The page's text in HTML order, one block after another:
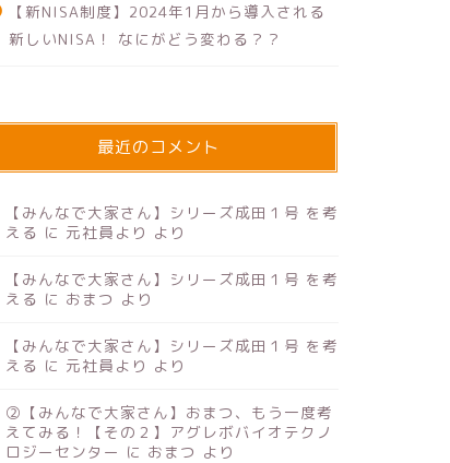
【新NISA制度】2024年1月から導入される
新しいNISA！ なにがどう変わる？？
最近のコメント
【みんなで大家さん】シリーズ成田１号 を考
える に 元社員より より
【みんなで大家さん】シリーズ成田１号 を考
える に おまつ より
【みんなで大家さん】シリーズ成田１号 を考
える に 元社員より より
②【みんなで大家さん】おまつ、もう一度考
えてみる！【その２】アグレボバイオテクノ
ロジーセンター に おまつ より